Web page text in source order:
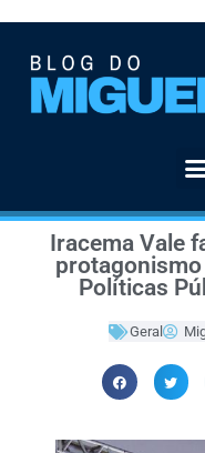
Iracema Vale
Políticas
Geral